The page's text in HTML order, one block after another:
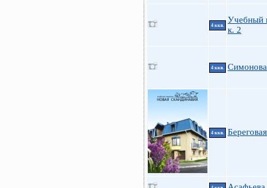
4 ккв.
Учебный
к. 2
4 ккв.
4 ккв. Береговая